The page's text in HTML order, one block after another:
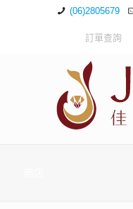
(06)2805679
訂單查詢